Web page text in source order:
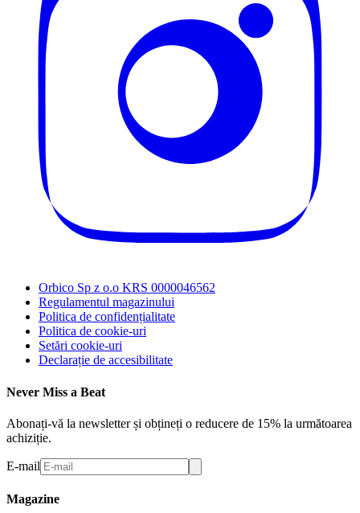
Orbico Sp z o.o KRS 0000046562
Regulamentul magazinului
Politica de confidențialitate
Politica de cookie-uri
Setări cookie-uri
Declarație de accesibilitate
Never Miss a Beat
Abonați-vă la newsletter și obțineți o reducere de 15% la următoarea
achiziție.
E-mail
Magazine